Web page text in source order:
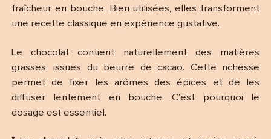
fraîcheur en bouche. Bien utilisées, elles transforment
une recette classique en expérience gustative.
Le chocolat contient naturellement des matières
grasses, issues du beurre de cacao. Cette richesse
permet de fixer les arômes des épices et de les
diffuser lentement en bouche. C’est pourquoi le
dosage est essentiel.